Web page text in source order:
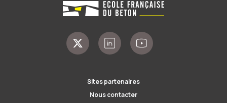
Sites partenaires
Nous contacter